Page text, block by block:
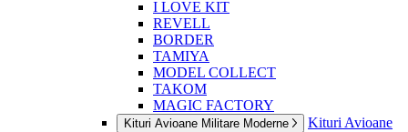
I LOVE KIT
REVELL
BORDER
TAMIYA
MODEL COLLECT
TAKOM
MAGIC FACTORY
Kituri Avioane Militare Moderne
Kituri Avioane